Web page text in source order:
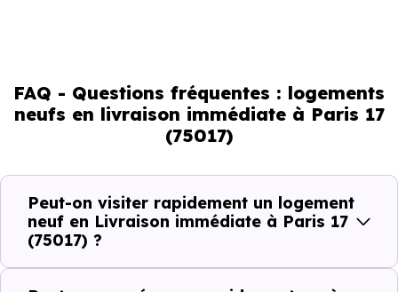
pouvez réellement faire
logement neuf en livraison immédiate à Paris
avancer rapidement.
FAQ - Questions fréquentes : logements
neufs en livraison immédiate à Paris 17
(75017)
Peut-on visiter rapidement un logement
neuf en Livraison immédiate à Paris 17
(75017) ?